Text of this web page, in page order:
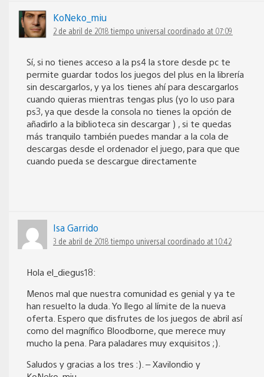
KoNeko_miu
2 de abril de 2018 tiempo universal coordinado at 07:09
Sí, si no tienes acceso a la ps4 la store desde pc te
permite guardar todos los juegos del plus en la librería
sin descargarlos, y ya los tienes ahí para descargarlos
cuando quieras mientras tengas plus (yo lo uso para
ps3, ya que desde la consola no tienes la opción de
añadirlo a la biblioteca sin descargar ) , si te quedas
más tranquilo también puedes mandar a la cola de
descargas desde el ordenador el juego, para que que
cuando pueda se descargue directamente
Isa Garrido
3 de abril de 2018 tiempo universal coordinado at 10:42
Hola el_diegus18:
Menos mal que nuestra comunidad es genial y ya te
han resuelto la duda. Yo llego al límite de la nueva
oferta. Espero que disfrutes de los juegos de abril así
como del magnífico Bloodborne, que merece muy
mucho la pena. Para paladares muy exquisitos ;).
Saludos y gracias a los tres :). – Xavilondio y